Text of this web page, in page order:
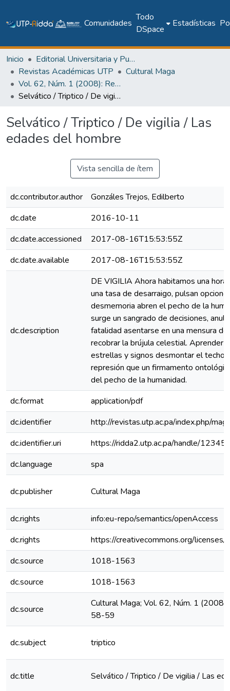
Comunidades
Todo
DSpace
Estadísticas
Inicio
Editorial Universitaria y Publicaciones Seriadas
Revistas Académicas UTP
Cultural Maga
Vol. 62, Núm. 1 (2008): Revista Maga
Selvático / Triptico / De vigilia / Las edades del hombre
Selvático / Triptico / De vigilia / Las
edades del hombre
Vista sencilla de ítem
dc.contributor.author
Gonzáles Trejos, Edilberto
dc.date
2016-10-11
dc.date.accessioned
2017-08-16T15:53:55Z
dc.date.available
2017-08-16T15:53:55Z
dc.description
DE VIGILIA Ahora habitamos una
una tasa de desarraigo, pulsan
desmemoria abren el pecho de la
surge un sangrado de decisiones,
fatalidad asentarse en una mensura
recobrar la brújula celestial. Aprender
estrellas y signos desmontar el techo
represión que un firmamento
del pecho de la humanidad.
dc.format
application/pdf
dc.identifier
http://revistas.utp.ac.pa/index.php/
dc.identifier.uri
https://ridda2.utp.ac.pa/handle/
dc.language
spa
dc.publisher Cultural Maga
dc.rights
info:eu-repo/semantics/openAccess
dc.rights
https://creativecommons.org/
dc.source
1018-1563
dc.source
1018-1563
dc.source
Cultural Maga; Vol. 62, Núm. 1
58-59
dc.subject triptico
dc.title Selvático / Triptico / De vigilia / Las